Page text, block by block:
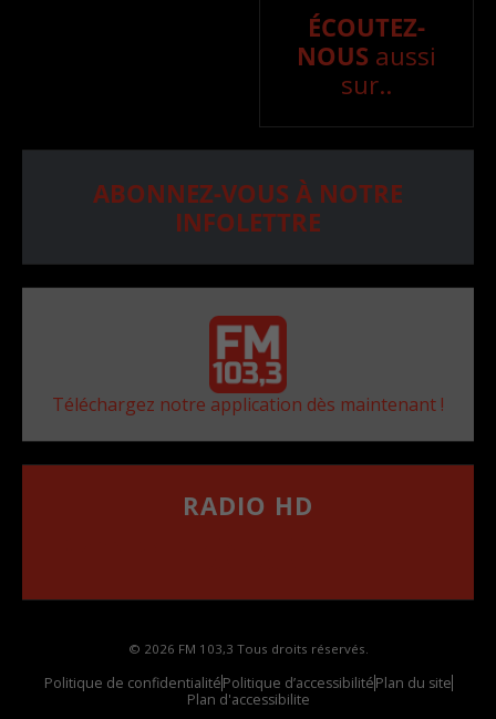
ÉCOUTEZ-
NOUS aussi
sur..
ABONNEZ-VOUS À NOTRE
INFOLETTRE
Téléchargez notre application dès maintenant !
RADIO HD
© 2026 FM 103,3 Tous droits réservés.
Politique de confidentialitéPolitique d’accessibilitéPlan du site
Plan d'accessibilite